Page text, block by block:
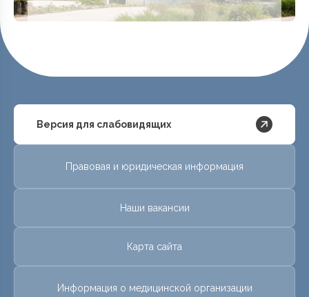
Версия для слабовидящих
Правовая и юридическая информация
Наши вакансии
Карта сайта
Информация о медицинской организации